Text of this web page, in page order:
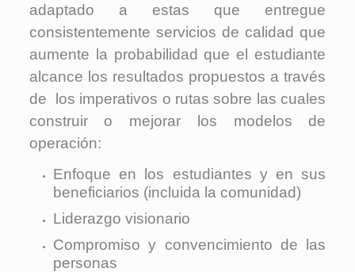
adaptado a estas que entregue
consistentemente servicios de calidad que
aumente la probabilidad que el estudiante
alcance los resultados propuestos a través
de los imperativos o rutas sobre las cuales
construir o mejorar los modelos de
operación:
Enfoque en los estudiantes y en sus
beneficiarios (incluida la comunidad)
Liderazgo visionario
Compromiso y convencimiento de las
personas